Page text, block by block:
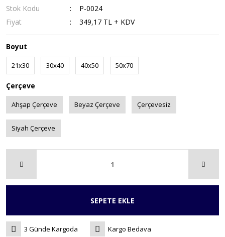
Stok Kodu
P-0024
Fiyat
349,17 TL + KDV
Boyut
21x30 30x40 40x50 50x70
Çerçeve
Ahşap Çerçeve Beyaz Çerçeve Çerçevesiz
Siyah Çerçeve
SEPETE EKLE
3 Günde Kargoda Kargo Bedava